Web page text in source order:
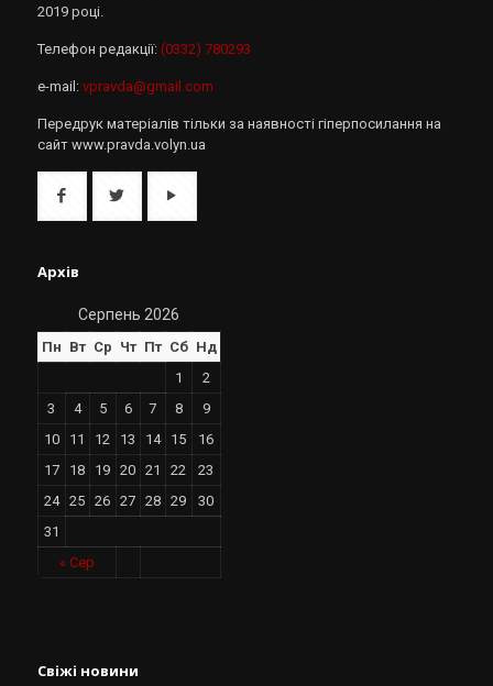
2019 році.
Телефон редакції: (0332) 780293
e-mail: vpravda@gmail.com
Передрук матеріалів тільки за наявності гіперпосилання на
сайт www.pravda.volyn.ua
Архів
Серпень 2026
Пн Вт Ср Чт Пт Сб Нд
« Сер
1
2
3
4 5 6 7 8
9
10
11 12 13 14 15
16
17
18 19 20 21 22
23
24
25 26 27 28 29
30
31
Свіжі новини